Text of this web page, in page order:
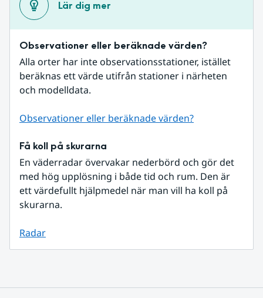
Lär dig mer
Observationer eller beräknade värden?
Alla orter har inte observationsstationer, istället
beräknas ett värde utifrån stationer i närheten
och modelldata.
Observationer eller beräknade värden?
Få koll på skurarna
En väderradar övervakar nederbörd och gör det
med hög upplösning i både tid och rum. Den är
ett värdefullt hjälpmedel när man vill ha koll på
skurarna.
Radar